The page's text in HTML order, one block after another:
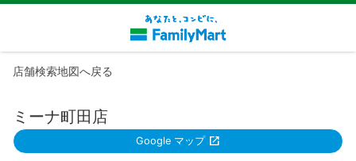
店舗検索地図へ戻る
ミーナ町田店
Google マップ